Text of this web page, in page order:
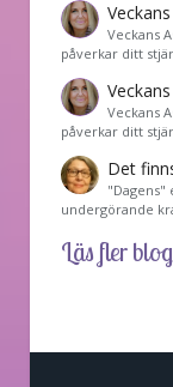
Veckans
påverkar ditt
Veckans
påverkar ditt
Det
"Dagens"
undergörande
Läs fler